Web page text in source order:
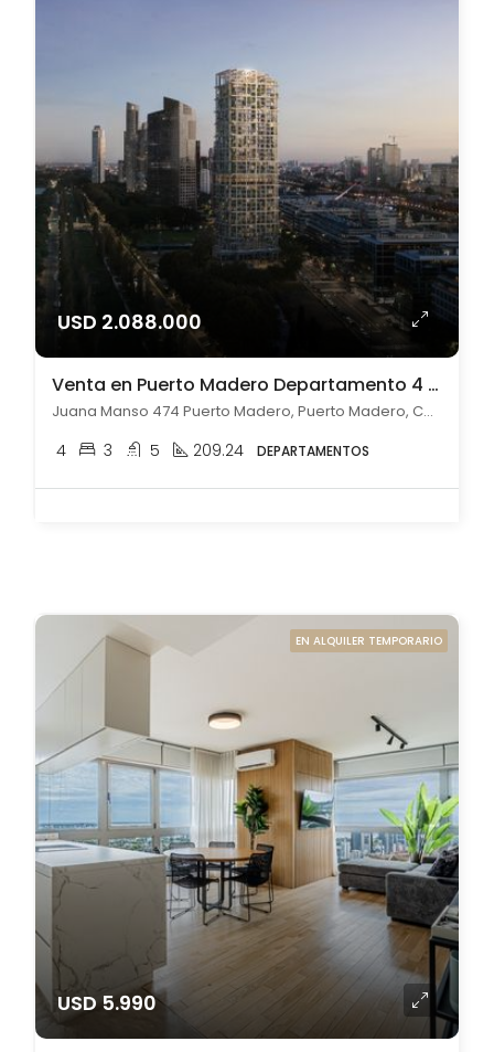
USD 2.088.000
Venta en Puerto Madero Departamento 4 ambientes c/ cochera
Juana Manso 474 Puerto Madero, Puerto Madero, Capital Federal
4 3 5 209.24 DEPARTAMENTOS
EN ALQUILER TEMPORARIO
USD 5.990